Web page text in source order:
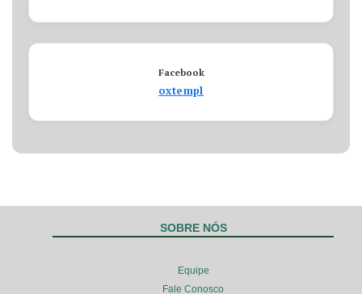
Facebook
oxtempl
SOBRE NÓS
Equipe
Fale Conosco